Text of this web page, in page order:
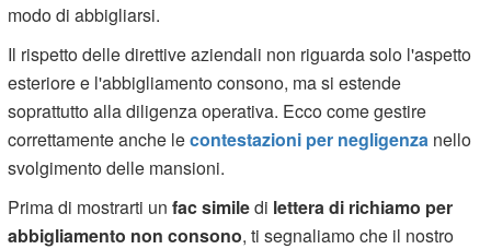
modo di abbigliarsi.
Il rispetto delle direttive aziendali non riguarda solo l'aspetto
esteriore e l'abbigliamento consono, ma si estende
soprattutto alla diligenza operativa. Ecco come gestire
correttamente anche lecontestazioni per negligenza nello
svolgimento delle mansioni.
Prima di mostrarti unfac similedi lettera di richiamo per
abbigliamento non consono, ti segnaliamo che il nostro